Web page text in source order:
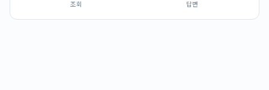
조회 답변